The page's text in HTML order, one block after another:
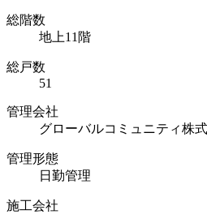
総階数
地上11階
総戸数
51
管理会社
グローバルコミュニティ株
管理形態
日勤管理
施工会社